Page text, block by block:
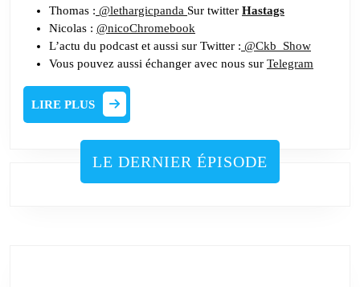
Thomas : @lethargicpanda Sur twitter Hastags
Nicolas : @nicoChromebook
L’actu du podcast et aussi sur Twitter : @Ckb_Show
Vous pouvez aussi échanger avec nous sur Telegram
LIRE PLUS
LIRE
PLUS
LE DERNIER ÉPISODE